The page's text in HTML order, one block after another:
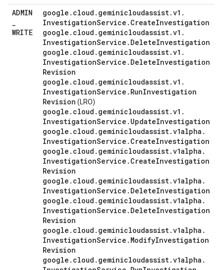
ADMIN
_
WRITE
google . cloud . geminicloudassist.v1 .
InvestigationService . CreateInvestigation
google . cloud . geminicloudassist.v1 .
InvestigationService . DeleteInvestigation
google . cloud . geminicloudassist.v1 .
InvestigationService . DeleteInvestigation
Revision
google . cloud . geminicloudassist.v1 .
InvestigationService . RunInvestigation
Revision (LRO)
google . cloud . geminicloudassist.v1 .
InvestigationService . UpdateInvestigation
google . cloud . geminicloudassist.v1alpha .
InvestigationService . CreateInvestigation
google . cloud . geminicloudassist.v1alpha .
InvestigationService . CreateInvestigation
Revision
google . cloud . geminicloudassist.v1alpha .
InvestigationService . DeleteInvestigation
google . cloud . geminicloudassist.v1alpha .
InvestigationService . DeleteInvestigation
Revision
google . cloud . geminicloudassist.v1alpha .
InvestigationService . ModifyInvestigation
Revision
google . cloud . geminicloudassist.v1alpha .